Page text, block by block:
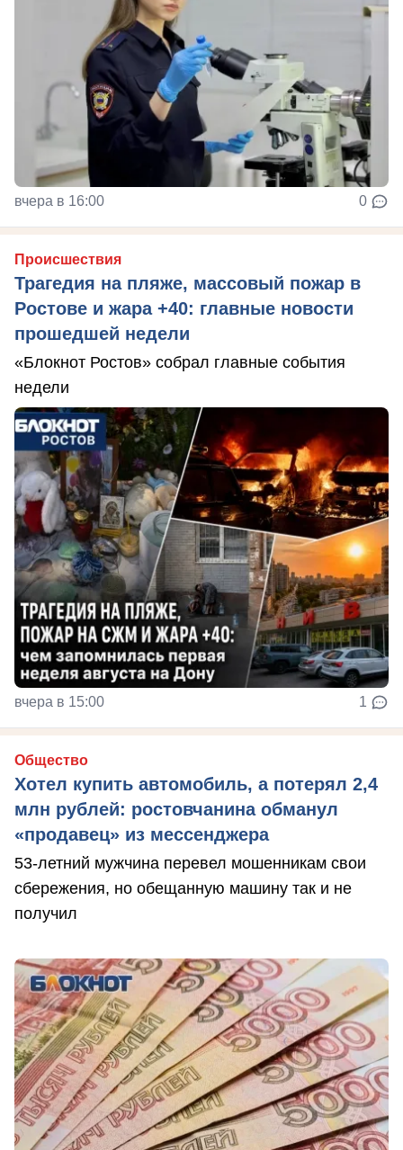
вчера в 16:00 0
Происшествия
Трагедия на пляже, массовый пожар в
Ростове и жара +40: главные новости
прошедшей недели
«Блокнот Ростов» собрал главные события
недели
вчера в 15:00 1
Общество
Хотел купить автомобиль, а потерял 2,4
млн рублей: ростовчанина обманул
«продавец» из мессенджера
53-летний мужчина перевел мошенникам свои
сбережения, но обещанную машину так и не
получил